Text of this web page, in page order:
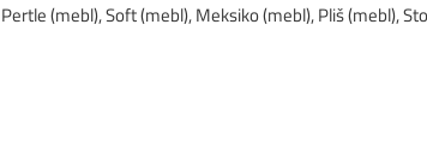
(mebl), Soft (mebl), Meksiko (mebl), Pliš (mebl),